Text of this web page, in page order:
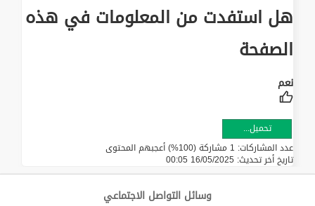
هل استفدت من المعلومات في هذه
الصفحة
تحميل...
عدد المشاركات: 1 مشاركة (100%) أعجبهم المحتوى
تاريخ أخر تحديث: 16/05/2025 00:05
وسائل التواصل الاجتماعي